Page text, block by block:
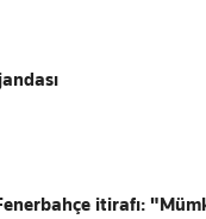
itirafı: